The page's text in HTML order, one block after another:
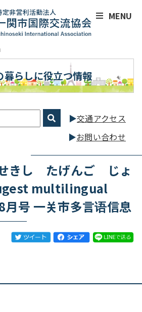
暮らしに役立つ情報
交通アクセス
お問い合わせ
MENU
きし たげんご じょ
multilingual
号 一关市多言语信息